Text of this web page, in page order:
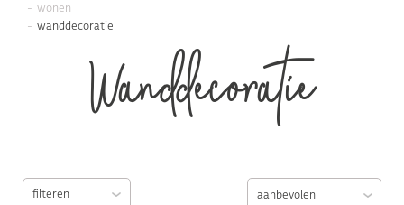
wonen
wanddecoratie
Wanddecoratie
filteren